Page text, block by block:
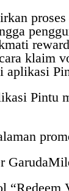
klaim
aplikasi
Pintu
“Redeem